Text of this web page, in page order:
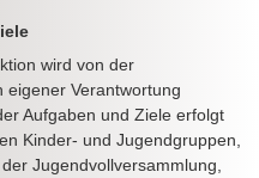
wird von der
eigener Verantwortung
Aufgaben und Ziele erfolgt
Kinder- und Jugendgruppen,
Jugendvollversammlung,